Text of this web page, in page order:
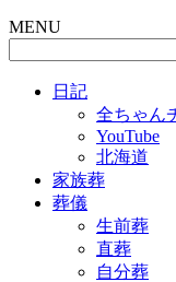
MENU
日記
全ちゃん
YouTube
北海道
家族葬
葬儀
生前葬
直葬
自分葬